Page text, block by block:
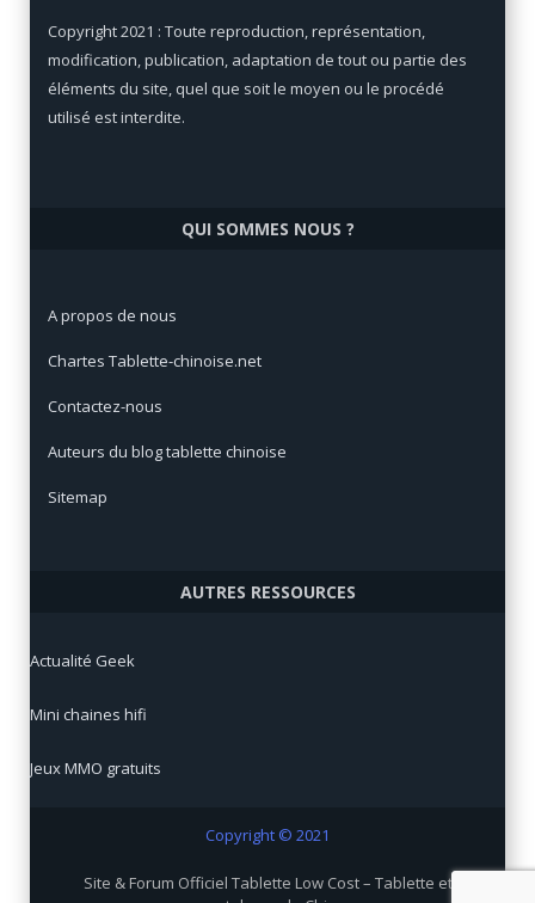
Qualité/prix:92 / 100
Prix: €
Copyright 2021 : Toute reproduction, représentation,
modification, publication, adaptation de tout ou partie des
éléments du site, quel que soit le moyen ou le procédé
utilisé est interdite.
QUI SOMMES NOUS ?
A propos de nous
Chartes Tablette-chinoise.net
Contactez-nous
Auteurs du blog tablette chinoise
Sitemap
AUTRES RESSOURCES
Actualité Geek
Mini chaines hifi
Jeux MMO gratuits
Copyright © 2021
Site & Forum Officiel Tablette Low Cost – Tablette et